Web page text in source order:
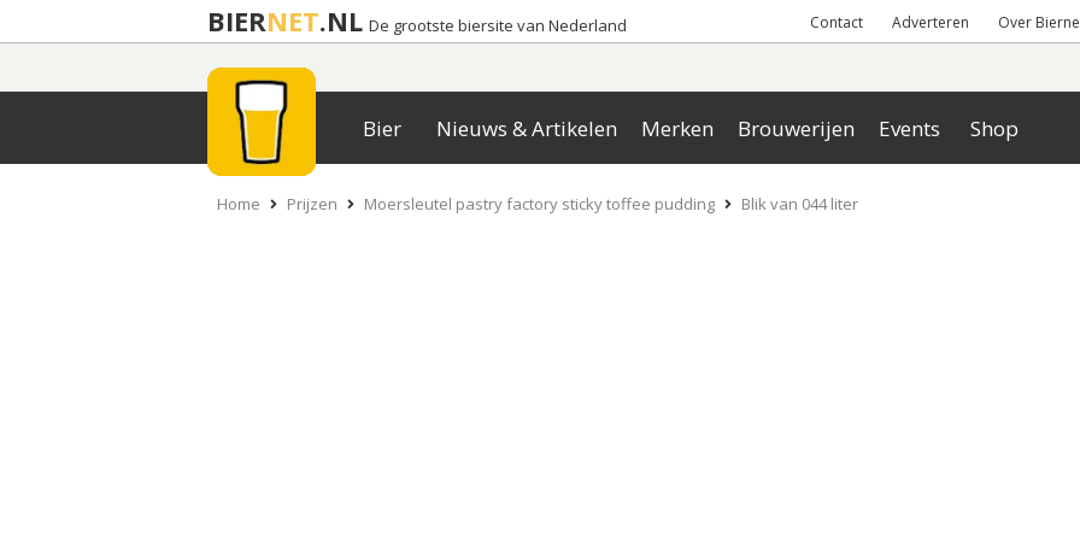
BIERNET.NL De grootste biersite van Nederland Contact Adverteren Over
Bier Nieuws & Artikelen Merken Brouwerijen Events Shop
Home Prijzen Moersleutel pastry factory sticky toffee pudding Blik van 044 liter